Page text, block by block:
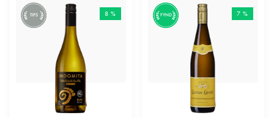
TIPS 8 % FYND 7 %